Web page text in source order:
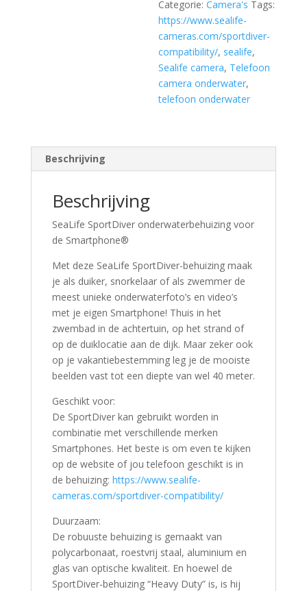
Categorie:Camera's Tags:
https://www.sealife-
cameras.com/sportdiver-
compatibility/, sealife,
Sealife camera, Telefoon
camera onderwater,
telefoon onderwater
Beschrijving
Beschrijving
SeaLife SportDiver onderwaterbehuizing voor
de Smartphone®
Met deze SeaLife SportDiver-behuizing maak
je als duiker, snorkelaar of als zwemmer de
meest unieke onderwaterfoto’s en video’s
met je eigen Smartphone! Thuis in het
zwembad in de achtertuin, op het strand of
op de duiklocatie aan de dijk. Maar zeker ook
op je vakantiebestemming leg je de mooiste
beelden vast tot een diepte van wel 40 meter.
Geschikt voor:
De SportDiver kan gebruikt worden in
combinatie met verschillende merken
Smartphones. Het beste is om even te kijken
op de website of jou telefoon geschikt is in
de behuizing: https://www.sealife-
cameras.com/sportdiver-compatibility/
Duurzaam:
De robuuste behuizing is gemaakt van
polycarbonaat, roestvrij staal, aluminium en
glas van optische kwaliteit. En hoewel de
SportDiver-behuizing “Heavy Duty” is, is hij